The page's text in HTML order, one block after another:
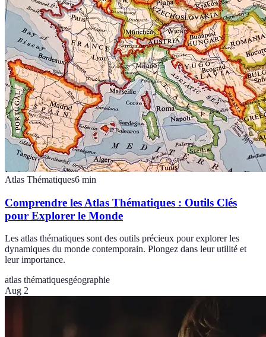
Atlas Thématiques6 min
Comprendre les Atlas Thématiques : Outils Clés
pour Explorer le Monde
Les atlas thématiques sont des outils précieux pour explorer les
dynamiques du monde contemporain. Plongez dans leur utilité et
leur importance.
atlas thématiquesgéographie
Aug 2